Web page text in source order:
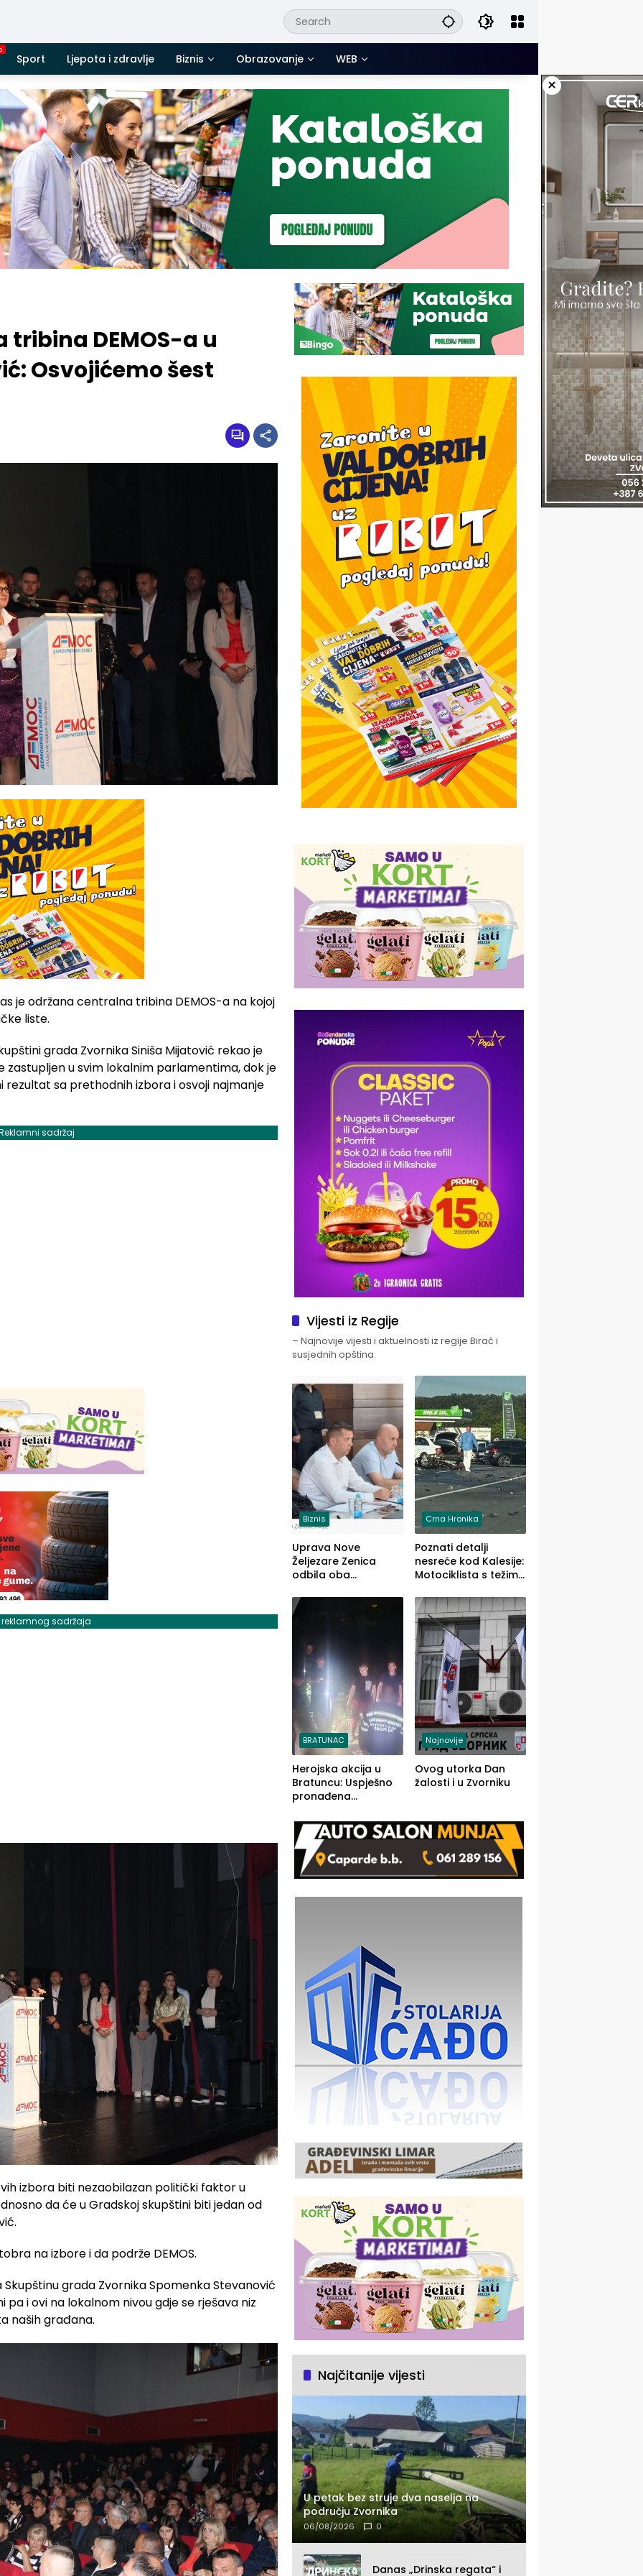
Sport Ljepota i zdravlje Biznis Obrazovanje WEB
×
DEMOS-a u
Osvojićemo šest
je održana centralna tribina DEMOS-a na kojoj
liste.
grada Zvornika Siniša Mijatović rekao je
zastupljen u svim lokalnim parlamentima, dok je
rezultat sa prethodnih izbora i osvoji najmanje
sadržaj
reklamnog sadržaja
izbora biti nezaobilazan politički faktor u
da će u Gradskoj skupštini biti jedan od
na izbore i da podrže DEMOS.
grada Zvornika Spomenka Stevanović
pa i ovi na lokalnom nivou gdje se rješava niz
naših građana.
Vijesti iz Regije
– Najnovije vijesti i aktuelnosti iz regije Birač i
susjednih opština.
Biznis
Uprava Nove
Željezare Zenica
odbila oba
FBiH: Ustrajni da je
stečaj jedino rješenje
Crna Hronika
Poznati detalji
nesreće kod Kalesije:
Motociklista s težim,
lakšim povredama
BRATUNAC
Herojska akcija u
Bratuncu: Uspješno
pronađena
a Ivanka Lazić,
rodom iz Kravice.
Najnovije
Ovog utorka Dan
žalosti i u Zvorniku
Najčitanije vijesti
U petak bez struje dva naselja na
području Zvornika
06/08/2026 0
Danas „Drinska regata“ i